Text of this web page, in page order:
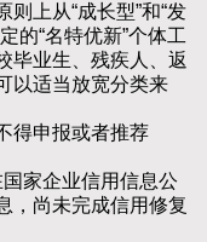
上从“成长型”和“发
的“名特优新”个体工
毕业生、残疾人、返
以适当放宽分类来
申报或者推荐
家企业信用信息公
，尚未完成信用修复